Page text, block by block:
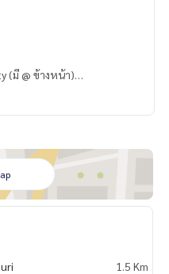
(มี @ ข้างหน้า)
property.com/
ส์ ทาวโฮม คอนโด อพาร์ทเม
าฯมืออาชีพ ที่ทำงานกันเป็นร
1.5 Km